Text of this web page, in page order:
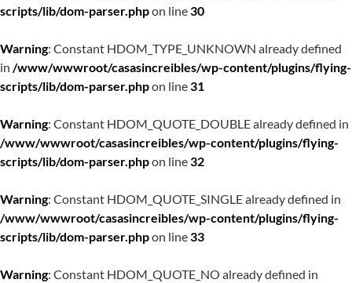
scripts/lib/dom-parser.phpon line30
Warning: Constant HDOM_TYPE_UNKNOWN already defined
in /www/wwwroot/casasincreibles/wp-content/plugins/flying-
scripts/lib/dom-parser.phpon line31
Warning: Constant HDOM_QUOTE_DOUBLE already defined in
/www/wwwroot/casasincreibles/wp-content/plugins/flying-
scripts/lib/dom-parser.phpon line32
Warning: Constant HDOM_QUOTE_SINGLE already defined in
/www/wwwroot/casasincreibles/wp-content/plugins/flying-
scripts/lib/dom-parser.phpon line33
Warning: Constant HDOM_QUOTE_NO already defined in